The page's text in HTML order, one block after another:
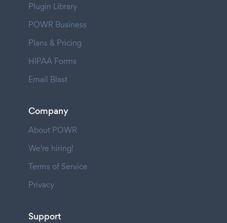
Plugin Library
POWR Business
Plans & Pricing
HIPAA Forms
Email Blast
Company
About POWR
We're hiring!
Terms of Service
Privacy
Support